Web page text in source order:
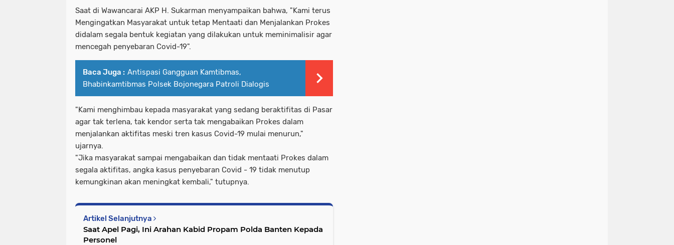
Saat di Wawancarai AKP H. Sukarman menyampaikan bahwa, "Kami terus
Mengingatkan Masyarakat untuk tetap Mentaati dan Menjalankan Prokes
didalam segala bentuk kegiatan yang dilakukan untuk meminimalisir agar
mencegah penyebaran Covid-19".
Baca Juga : Antispasi Gangguan Kamtibmas,
Bhabinkamtibmas Polsek Bojonegara Patroli Dialogis
"Kami menghimbau kepada masyarakat yang sedang beraktifitas di Pasar
agar tak terlena, tak kendor serta tak mengabaikan Prokes dalam
menjalankan aktifitas meski tren kasus Covid-19 mulai menurun,"
ujarnya.
"Jika masyarakat sampai mengabaikan dan tidak mentaati Prokes dalam
segala aktifitas, angka kasus penyebaran Covid - 19 tidak menutup
kemungkinan akan meningkat kembali," tutupnya.
Artikel Selanjutnya
Saat Apel Pagi, Ini Arahan Kabid Propam Polda Banten Kepada
Personel